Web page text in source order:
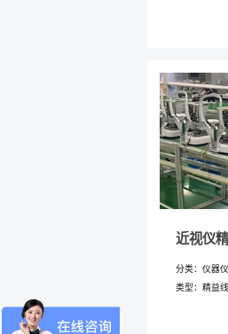
近视仪
分类：仪器
类型：精益线